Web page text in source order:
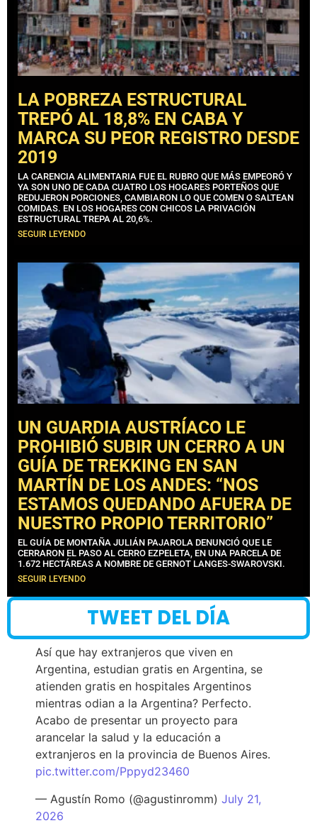
LA POBREZA ESTRUCTURAL
TREPÓ AL 18,8% EN CABA Y
MARCA SU PEOR REGISTRO DESDE
2019
LA CARENCIA ALIMENTARIA FUE EL RUBRO QUE MÁS EMPEORÓ Y
YA SON UNO DE CADA CUATRO LOS HOGARES PORTEÑOS QUE
REDUJERON PORCIONES, CAMBIARON LO QUE COMEN O SALTEAN
COMIDAS. EN LOS HOGARES CON CHICOS LA PRIVACIÓN
ESTRUCTURAL TREPA AL 20,6%.
SEGUIR LEYENDO
UN GUARDIA AUSTRÍACO LE
PROHIBIÓ SUBIR UN CERRO A UN
GUÍA DE TREKKING EN SAN
MARTÍN DE LOS ANDES: “NOS
ESTAMOS QUEDANDO AFUERA DE
NUESTRO PROPIO TERRITORIO”
EL GUÍA DE MONTAÑA JULIÁN PAJAROLA DENUNCIÓ QUE LE
CERRARON EL PASO AL CERRO EZPELETA, EN UNA PARCELA DE
1.672 HECTÁREAS A NOMBRE DE GERNOT LANGES-SWAROVSKI.
SEGUIR LEYENDO
TWEET DEL DÍA
Así que hay extranjeros que viven en
Argentina, estudian gratis en Argentina, se
atienden gratis en hospitales Argentinos
mientras odian a la Argentina? Perfecto.
Acabo de presentar un proyecto para
arancelar la salud y la educación a
extranjeros en la provincia de Buenos Aires.
pic.twitter.com/Pppyd23460
— Agustín Romo (@agustinromm) July 21,
2026